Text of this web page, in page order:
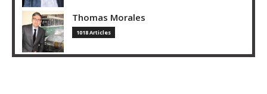
Thomas Morales
1018 Articles